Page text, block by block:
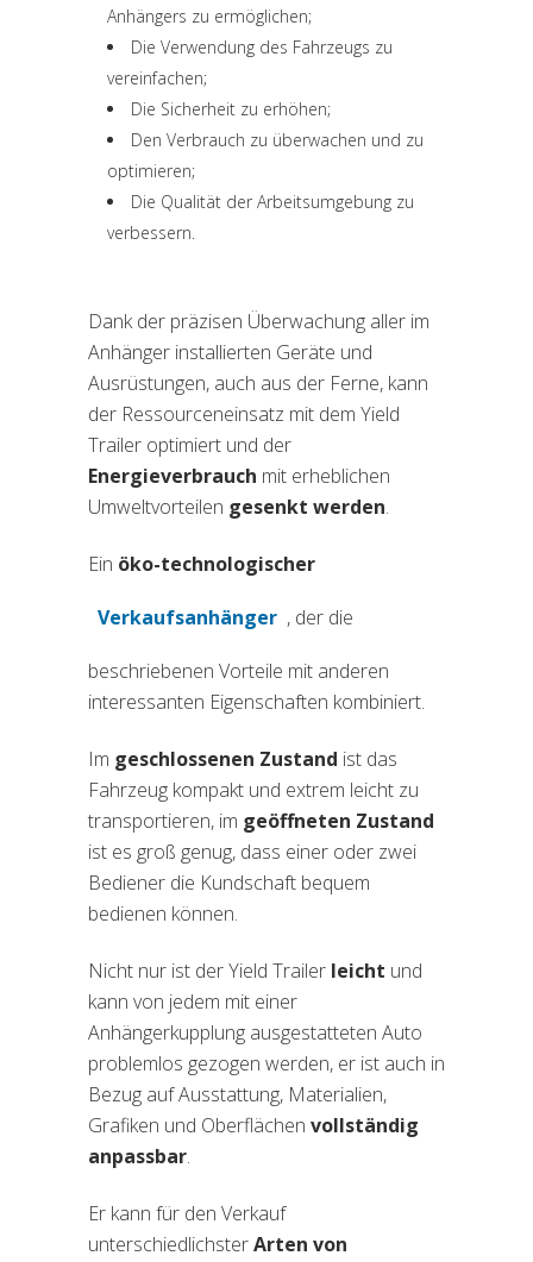
Anhängers zu ermöglichen;
Die Verwendung des Fahrzeugs zu
vereinfachen;
Die Sicherheit zu erhöhen;
Den Verbrauch zu überwachen und zu
optimieren;
Die Qualität der Arbeitsumgebung zu
verbessern.
Dank der präzisen Überwachung aller im
Anhänger installierten Geräte und
Ausrüstungen, auch aus der Ferne, kann
der Ressourceneinsatz mit dem Yield
Trailer optimiert und der
Energieverbrauch mit erheblichen
Umweltvorteilen gesenkt werden.
Ein öko-technologischer
Verkaufsanhänger
(si apre in una nuova scheda)
, der die
beschriebenen Vorteile mit anderen
interessanten Eigenschaften kombiniert.
Im geschlossenen Zustand ist das
Fahrzeug kompakt und extrem leicht zu
transportieren, im geöffneten Zustand
ist es groß genug, dass einer oder zwei
Bediener die Kundschaft bequem
bedienen können.
Nicht nur ist der Yield Trailer leicht und
kann von jedem mit einer
Anhängerkupplung ausgestatteten Auto
problemlos gezogen werden, er ist auch in
Bezug auf Ausstattung, Materialien,
Grafiken und Oberflächen vollständig
anpassbar.
Er kann für den Verkauf
unterschiedlichsterArten von